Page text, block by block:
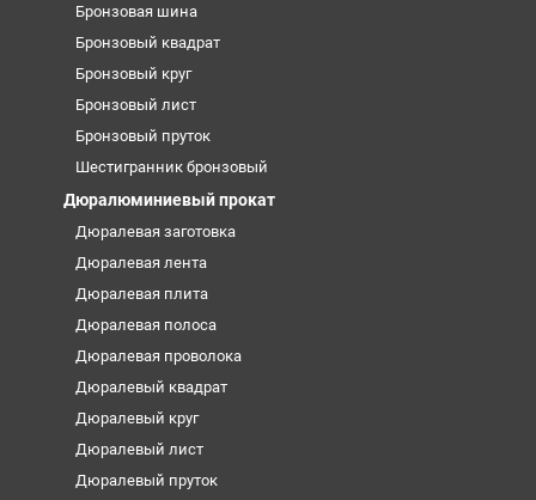
Бронзовая шина
Бронзовый квадрат
Бронзовый круг
Бронзовый лист
Бронзовый пруток
Шестигранник бронзовый
Дюралюминиевый прокат
Дюралевая заготовка
Дюралевая лента
Дюралевая плита
Дюралевая полоса
Дюралевая проволока
Дюралевый квадрат
Дюралевый круг
Дюралевый лист
Дюралевый пруток